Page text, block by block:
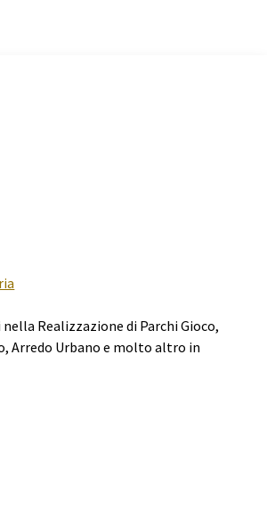
Realizzazione di Parchi Gioco,
Arredo Urbano e molto altro in